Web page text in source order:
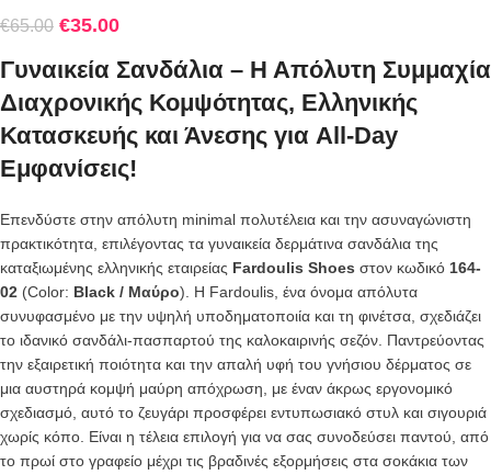
€65.00 €35.00
Γυναικεία Σανδάλια – Η Απόλυτη Συμμαχία
Διαχρονικής Κομψότητας, Ελληνικής
Κατασκευής και Άνεσης για All-Day
Εμφανίσεις!
Επενδύστε στην απόλυτη minimal πολυτέλεια και την ασυναγώνιστη
πρακτικότητα, επιλέγοντας τα γυναικεία δερμάτινα σανδάλια της
καταξιωμένης ελληνικής εταιρείας Fardoulis Shoes στον κωδικό 164-
02 (Color: Black / Μαύρο). Η Fardoulis, ένα όνομα απόλυτα
συνυφασμένο με την υψηλή υποδηματοποιία και τη φινέτσα, σχεδιάζει
το ιδανικό σανδάλι-πασπαρτού της καλοκαιρινής σεζόν. Παντρεύοντας
την εξαιρετική ποιότητα και την απαλή υφή του γνήσιου δέρματος σε
μια αυστηρά κομψή μαύρη απόχρωση, με έναν άκρως εργονομικό
σχεδιασμό, αυτό το ζευγάρι προσφέρει εντυπωσιακό στυλ και σιγουριά
χωρίς κόπο. Είναι η τέλεια επιλογή για να σας συνοδεύσει παντού, από
το πρωί στο γραφείο μέχρι τις βραδινές εξορμήσεις στα σοκάκια των